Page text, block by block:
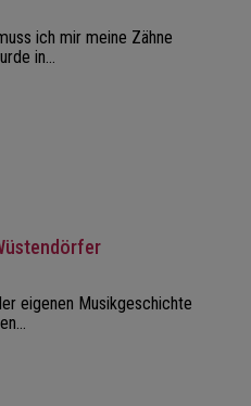
ich mir meine Zähne
in…
eigenen Musikgeschichte